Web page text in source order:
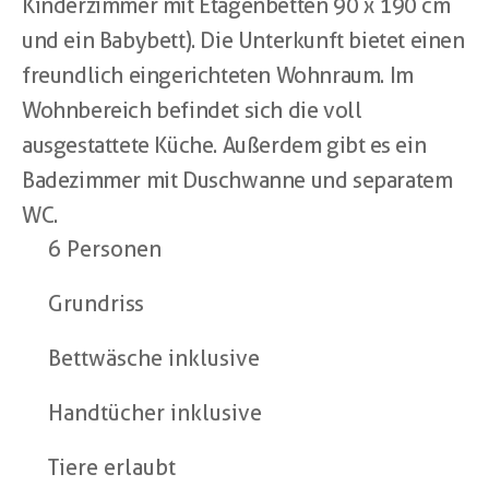
Kinderzimmer mit Etagenbetten 90 x 190 cm
und ein Babybett). Die Unterkunft bietet einen
freundlich eingerichteten Wohnraum. Im
Wohnbereich befindet sich die voll
ausgestattete Küche. Außerdem gibt  es ein
Badezimmer mit Duschwanne und separatem
WC.
6 Personen
Grundriss
Bettwäsche inklusive
Handtücher inklusive
Tiere erlaubt